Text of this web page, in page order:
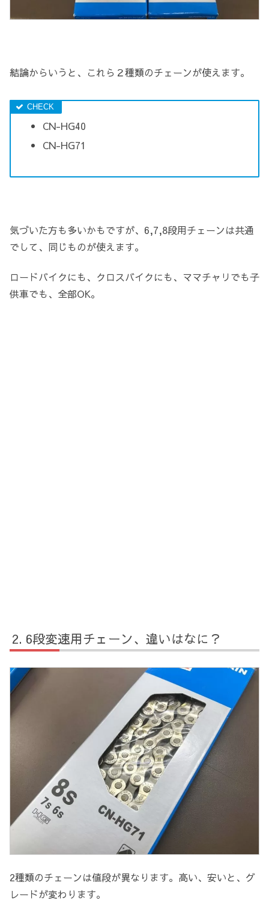
結論からいうと、これら２種類のチェーンが使えます。
CN-HG40
CN-HG71
気づいた方も多いかもですが、6,7,8段用チェーンは共通
でして、同じものが使えます。
ロードバイクにも、クロスバイクにも、ママチャリでも子
供車でも、全部OK。
6段変速用チェーン、違いはなに？
2種類のチェーンは値段が異なります。高い、安いと、グ
レードが変わります。